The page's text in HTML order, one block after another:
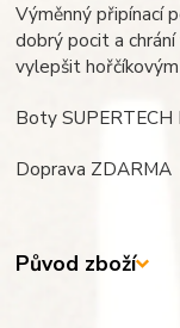
Výměnný připínací
dobrý pocit a
vylepšit
Boty SUPERTECH
Doprava ZDARMA
Původ zboží